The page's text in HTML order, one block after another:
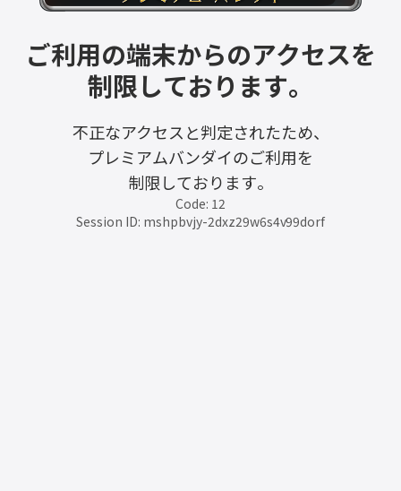
ご利用の端末からのアクセスを
制限しております。
不正なアクセスと判定されたため、
プレミアムバンダイのご利用を
制限しております。
Code: 12
Session ID: mshpbvjy-2dxz29w6s4v99dorf